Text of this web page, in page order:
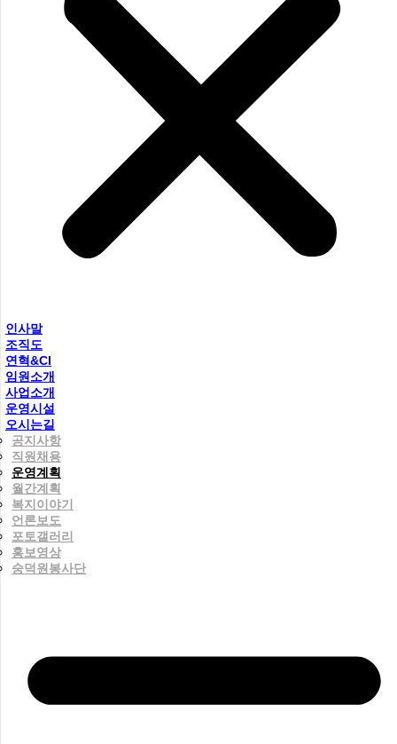
인사말
조직도
연혁&CI
임원소개
사업소개
운영시설
오시는길
공지사항
직원채용
운영계획
월간계획
복지이야기
언론보도
포토갤러리
홍보영상
숭덕원봉사단